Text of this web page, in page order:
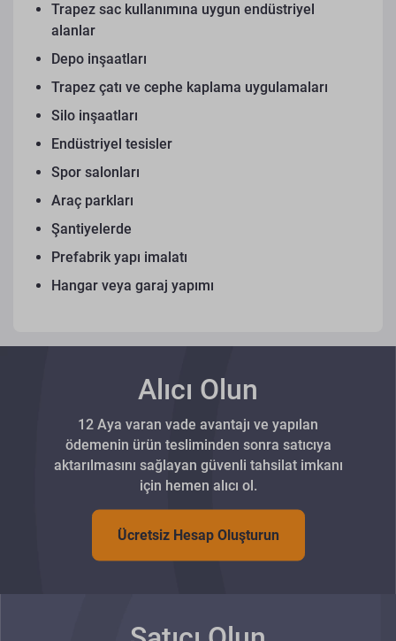
Trapez sac kullanımına uygun endüstriyel
alanlar
Depo inşaatları
Trapez çatı ve cephe kaplama uygulamaları
Silo inşaatları
Endüstriyel tesisler
Spor salonları
Araç parkları
Şantiyelerde
Prefabrik yapı imalatı
Hangar veya garaj yapımı
Alıcı Olun
12 Aya varan vade avantajı ve yapılan
ödemenin ürün tesliminden sonra satıcıya
aktarılmasını sağlayan güvenli tahsilat imkanı
için hemen alıcı ol.
Ücretsiz Hesap Oluşturun